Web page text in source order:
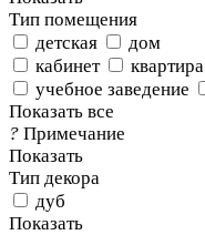
Тип помещения
детская
дом
кабинет
квартира
учебное заведение
Показать все
? Примечание
Показать
Тип декора
дуб
Показать